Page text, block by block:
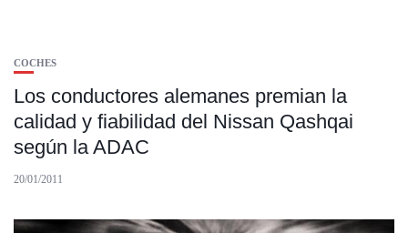
COCHES
Los conductores alemanes premian la
calidad y fiabilidad del Nissan Qashqai
según la ADAC
20/01/2011